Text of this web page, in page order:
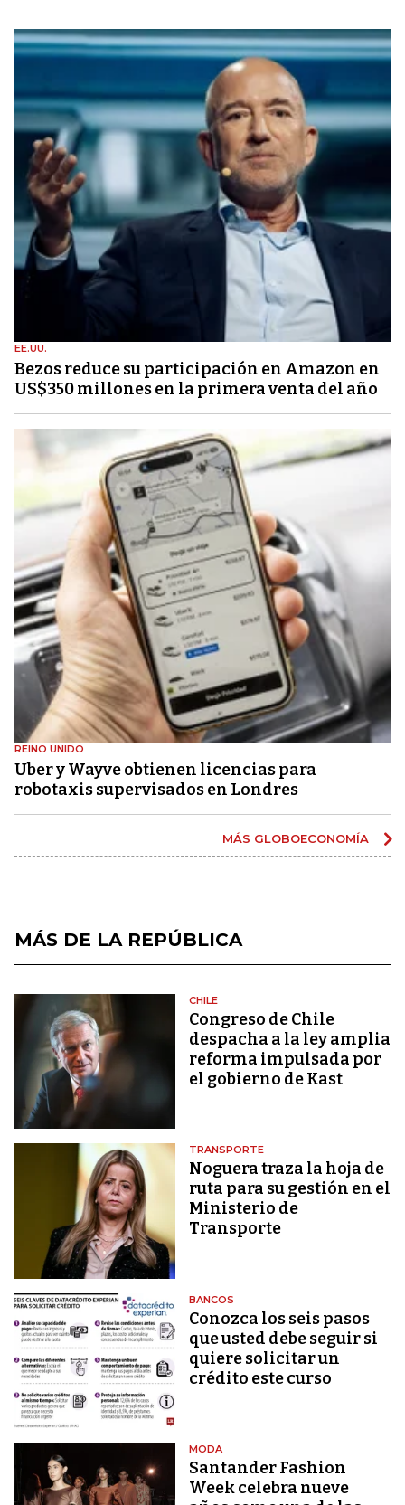
EE.UU.
Bezos reduce su participación en Amazon en
US$350 millones en la primera venta del año
REINO UNIDO
Uber y Wayve obtienen licencias para
robotaxis supervisados ​​en Londres
MÁS GLOBOECONOMÍA
MÁS DE LA REPÚBLICA
CHILE
Congreso de Chile
despacha a la ley amplia
reforma impulsada por
el gobierno de Kast
TRANSPORTE
Noguera traza la hoja de
ruta para su gestión en el
Ministerio de
Transporte
BANCOS
Conozca los seis pasos
que usted debe seguir si
quiere solicitar un
crédito este curso
MODA
Santander Fashion
Week celebra nueve